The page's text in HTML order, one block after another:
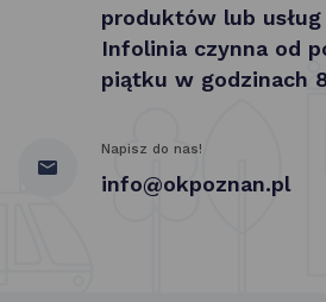
produktów lub usług
Infolinia czynna od
piątku w godzinach
Napisz do nas!
info@okpoznan.pl